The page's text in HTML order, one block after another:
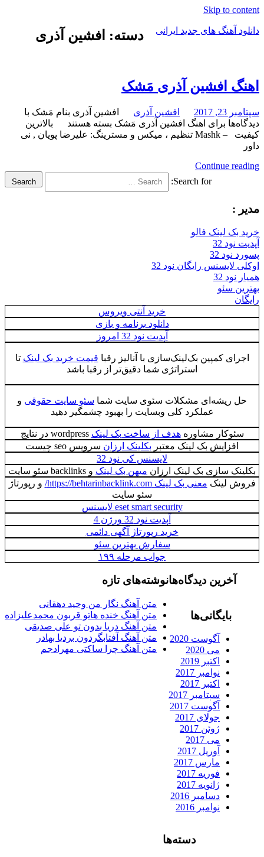
Skip to content
دانلود آهنگ های جدید ایرانی
آلبوم
موزیک
دسته: افشین آذری
اهنگ افشین آذری مَشک
سپتامبر 23, 2017
افشین آذری
دیدگاه‌ها برای اهنگ افشین آذری مَشک بسته هستند
افشین آذری بنام مَشک با
بالاترین
کیفیت – Mashk تنظیم ، میکس و مسترینگ: علیرضا پویان , نی
داور
Continue reading
Search for:
Search
مدیر :
خرید بک لینک فالو
آپدیت نود 32
پسورد نود 32
اوکلی لایسنس رایگان نود 32
همیار نود 32
بهترین سئو
رایگان
خرید آنتی ویروس
دانلود برنامه و بازی
آپدیت نود 32 امروز
اجرای کمپین بک‌لینک‌سازی با آنالیز رقبا قیمت خرید بک لینک تا
استراتژی شما دقیق‌تر از رقبا باشد
حل ریشه‌ای مشکلات سئوی سایت شما سئو سایت حقوقی و
عملکرد کلی وبسایت را بهبود چشمگیر دهید
سئوکار مشاورههدف از ساخت بک لینک wordpress در نتایج
افزایش بک لینک معتبر بکلینک ارزان سرویس seo چيست
لایسنس کی نود 32
بکلینک سازی بک لینک ارزان میهن بک لینک و backlinks سئو سایت
فروش لینک معنی بک لینک https://behtarinbacklink.com/
و رپورتاژ
سئو سایت
eset smart security لایسنس
آپدیت نود 32 ورژن 4
خرید رپورتاژ آگهی دائمی
سفارش بهترین سئو
جواب مرحله ۱۹۹
نوشته‌های تازه
متن آهنگ نگار من وحید دهقانی
متن آهنگ خنده هاتو قربون محمدعلیزاده
متن آهنگ دریا بدون تو علی صدیقی
متن آهنگ آفتابگردون بردیا بهادر
متن آهنگ چرا ساکتی مهرادجم
آخرین دیدگاه‌ها
بایگانی‌ها
آگوست 2020
می 2020
اکتبر 2019
نوامبر 2017
اکتبر 2017
سپتامبر 2017
آگوست 2017
جولای 2017
ژوئن 2017
می 2017
آوریل 2017
مارس 2017
فوریه 2017
ژانویه 2017
دسامبر 2016
نوامبر 2016
دسته‌ها